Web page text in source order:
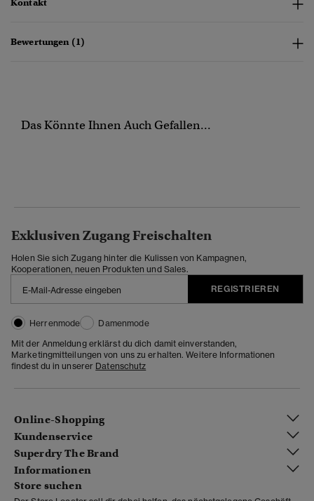
Kontakt
Bewertungen (1)
Das Könnte Ihnen Auch Gefallen...
Exklusiven Zugang Freischalten
Holen Sie sich Zugang hinter die Kulissen von Kampagnen,
Kooperationen, neuen Produkten und Sales.
REGISTRIEREN
Herrenmode
Damenmode
Mit der Anmeldung erklärst du dich damit einverstanden,
Marketingmitteilungen von uns zu erhalten. Weitere Informationen
findest du in unserer Datenschutz
Online-Shopping
Kundenservice
Superdry The Brand
Informationen
Store suchen